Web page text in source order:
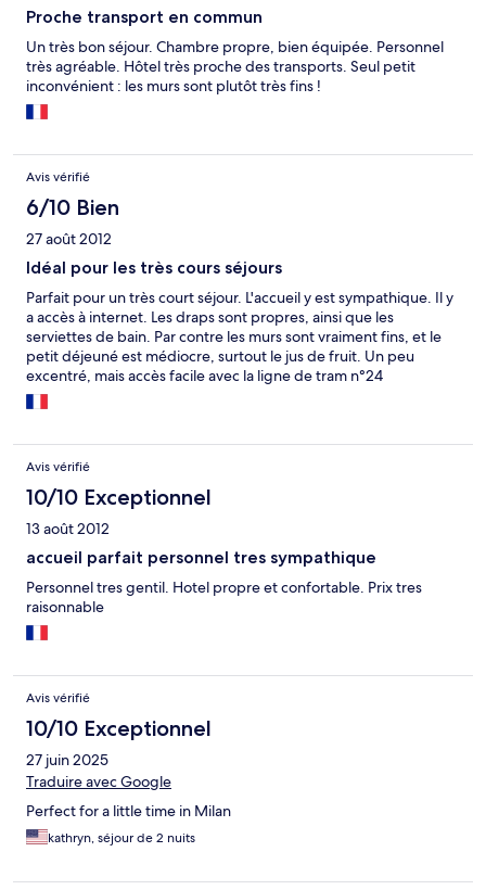
Proche transport en commun
Un très bon séjour. Chambre propre, bien équipée. Personnel
très agréable. Hôtel très proche des transports. Seul petit
inconvénient : les murs sont plutôt très fins !
Avis vérifié
6/10 Bien
27 août 2012
Idéal pour les très cours séjours
Parfait pour un très court séjour. L'accueil y est sympathique. Il y
a accès à internet. Les draps sont propres, ainsi que les
serviettes de bain. Par contre les murs sont vraiment fins, et le
petit déjeuné est médiocre, surtout le jus de fruit. Un peu
excentré, mais accès facile avec la ligne de tram n°24
Avis vérifié
10/10 Exceptionnel
13 août 2012
accueil parfait personnel tres sympathique
Personnel tres gentil. Hotel propre et confortable. Prix tres
raisonnable
Avis vérifié
10/10 Exceptionnel
27 juin 2025
Traduire avec Google
Perfect for a little time in Milan
kathryn, séjour de 2 nuits